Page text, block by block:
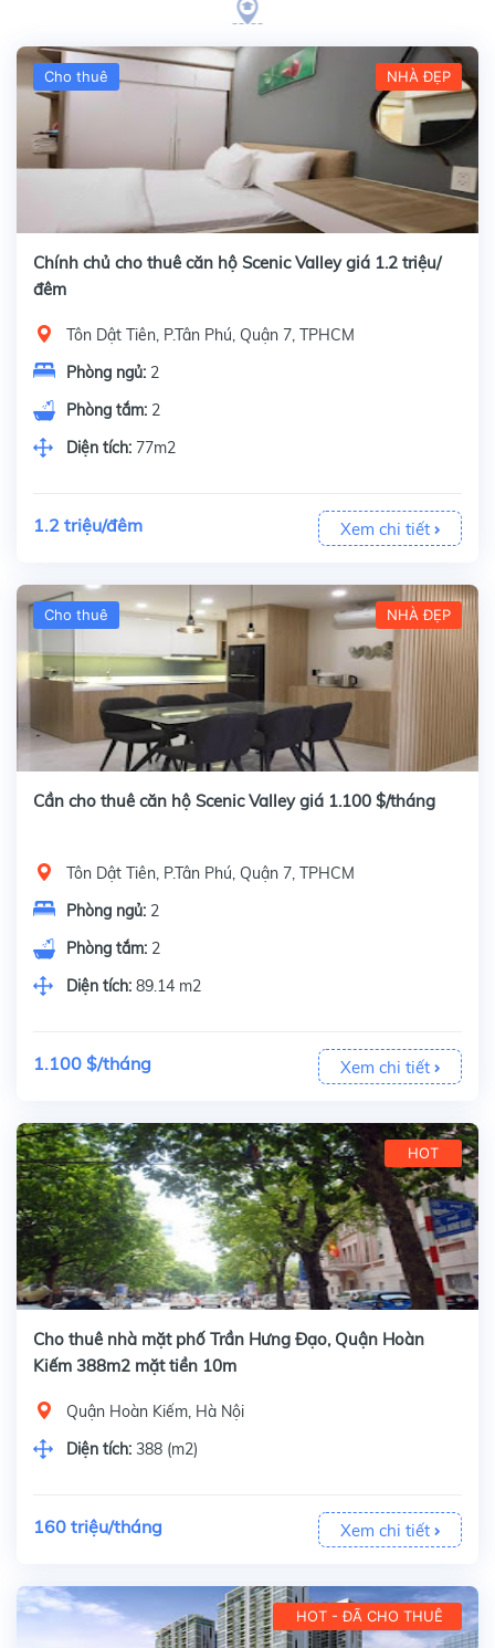
Cho thuê NHÀ ĐẸP
Chính chủ cho thuê căn hộ Scenic Valley giá 1.2 triệu/
đêm
Tôn Dật Tiên, P.Tân Phú, Quận 7, TPHCM
Phòng ngủ: 2
Phòng tắm: 2
Diện tích: 77m2
1.2 triệu/đêm Xem chi tiết
Cho thuê NHÀ ĐẸP
Cần cho thuê căn hộ Scenic Valley giá 1.100 $/tháng
Tôn Dật Tiên, P.Tân Phú, Quận 7, TPHCM
Phòng ngủ: 2
Phòng tắm: 2
Diện tích: 89.14 m2
1.100 $/tháng Xem chi tiết
HOT
Cho thuê nhà mặt phố Trần Hưng Đạo, Quận Hoàn
Kiếm 388m2 mặt tiền 10m
Quận Hoàn Kiếm, Hà Nội
Diện tích: 388 (m2)
160 triệu/tháng Xem chi tiết
HOT - ĐÃ CHO THUÊ